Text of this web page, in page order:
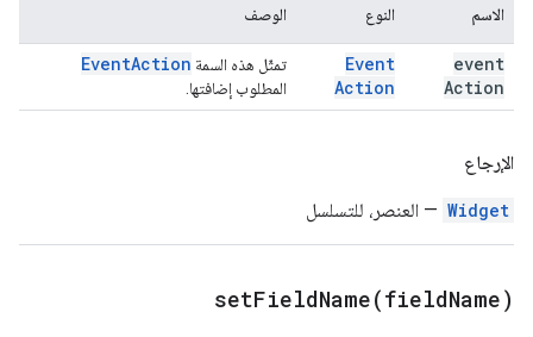
الاسم النوع الوصف
event
Action
Event
Action
تمثّل هذه السمة EventAction
المطلوب إضافتها.
الإرجاع
Widget — العنصر، للتسلسل
setFieldName(fieldName)